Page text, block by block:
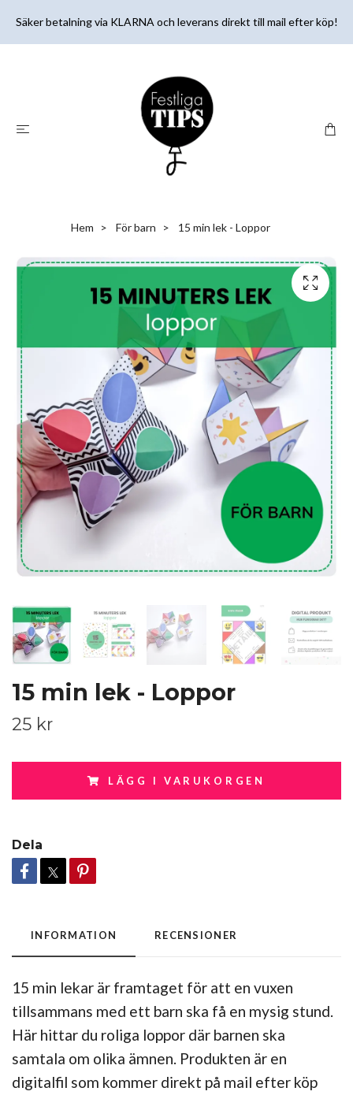
Säker betalning via KLARNA och leverans direkt till mail efter köp!
Hem För barn 15 min lek - Loppor
15 min lek - Loppor
25 kr
LÄGG I VARUKORGEN
Dela
INFORMATION RECENSIONER
15 min lekar är framtaget för att en vuxen
tillsammans med ett barn ska få en mysig stund.
Här hittar du roliga loppor där barnen ska
samtala om olika ämnen. Produkten är en
digitalfil som kommer direkt på mail efter köp